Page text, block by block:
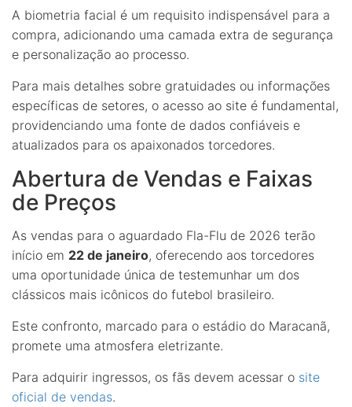
A biometria facial é um requisito indispensável para a
compra, adicionando uma camada extra de segurança
e personalização ao processo.
Para mais detalhes sobre gratuidades ou informações
específicas de setores, o acesso ao site é fundamental,
providenciando uma fonte de dados confiáveis e
atualizados para os apaixonados torcedores.
Abertura de Vendas e Faixas
de Preços
As vendas para o aguardado Fla-Flu de 2026 terão
início em 22 de janeiro, oferecendo aos torcedores
uma oportunidade única de testemunhar um dos
clássicos mais icônicos do futebol brasileiro.
Este confronto, marcado para o estádio do Maracanã,
promete uma atmosfera eletrizante.
Para adquirir ingressos, os fãs devem acessar o site
oficial de vendas.